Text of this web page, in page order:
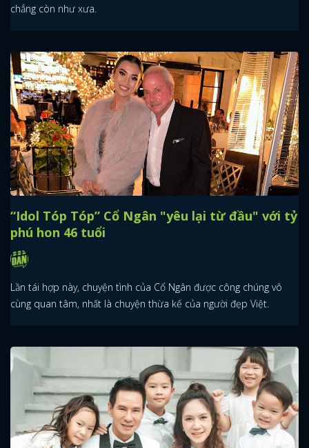
chẳng còn như xưa.
“Idol Tóp Tóp” Cổ Ngân "yêu lại từ đầu" với tỷ
phú hon 46 tuổi
Lần tái hợp này, chuyện tình của Cổ Ngân được công chúng vô
cùng quan tâm, nhất là chuyện thừa kế của người đẹp Việt.